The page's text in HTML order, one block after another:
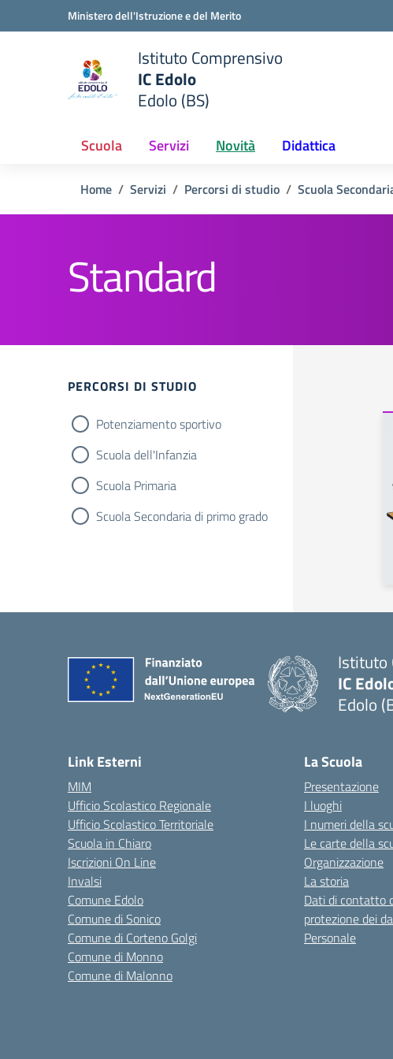
Vai ai contenuti
Vai al menu di navigazioneMinistero dell'Istruzione e del Merito
scuola
Istituto Comprensivo
IC Edolo
Edolo (BS)
Scuola Servizi Novità Didattica
Home Servizi Percorsi di studio Scuola
Standard
Filtri
PERCORSI DI STUDIO
Potenziamento sportivo
Scuola dell'Infanzia
Scuola Primaria
Scuola Secondaria di primo grado
Istituto
IC
Edolo
Link Esterni
MIM
Ufficio Scolastico Regionale
Ufficio Scolastico Territoriale
Scuola in Chiaro
Iscrizioni On Line
Invalsi
Comune Edolo
Comune di Sonico
Comune di Corteno Golgi
Comune di Monno
Comune di Malonno
La Scuola
Presentazione
I luoghi
I numeri della
Le carte della
Organizzazione
La storia
Dati di contatto
protezione dei
Personale